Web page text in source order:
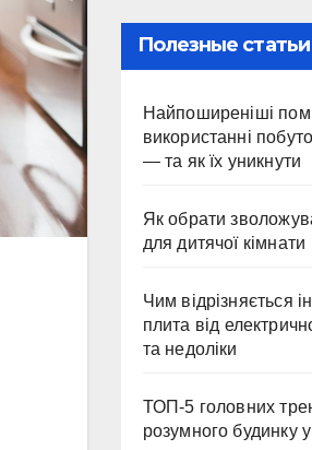
Полезные статьи
Найпоширеніші
використанні
— та як їх уникнути
Як обрати
для дитячої кімнати
Чим відрізняється
плита від
та недоліки
ТОП-5 головних
розумного будинку